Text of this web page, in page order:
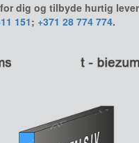
dig og tilbyde hurtig
151; +371 28 774 774.